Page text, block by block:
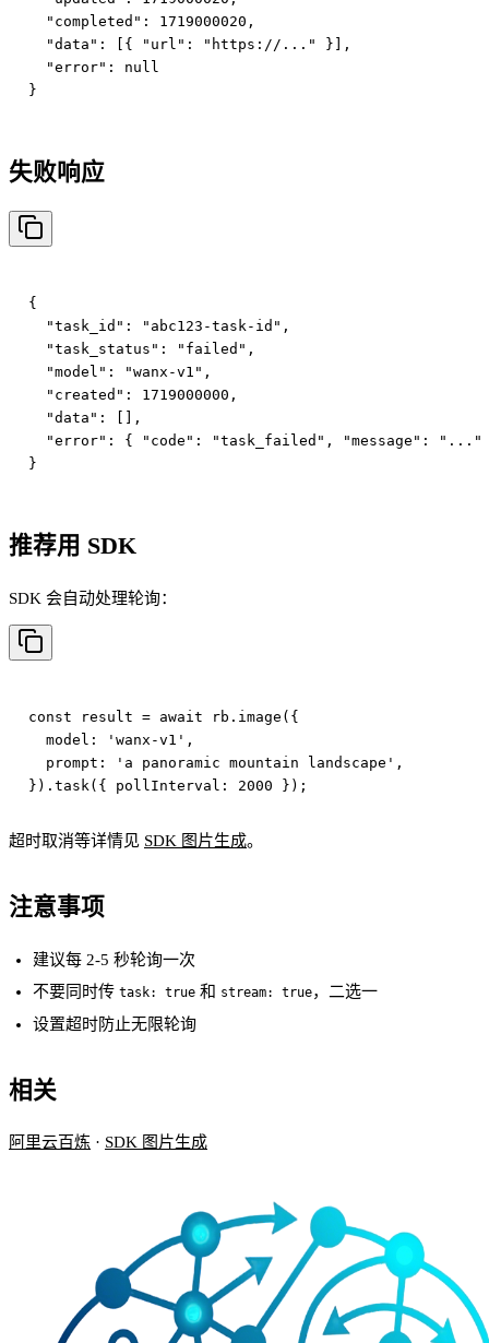
  "completed": 1719000020,
  "data": [{ "url": "https://..." }],
  "error": null
失败响应
{
  "task_id": "abc123-task-id",
  "task_status": "failed",
  "model": "wanx-v1",
  "created": 1719000000,
  "data": [],
"error": { "code": "task_failed", "message": "..."
推荐用 SDK
SDK 会自动处理轮询：
const result = await rb.image({
  model: 'wanx-v1',
  prompt: 'a panoramic mountain landscape',
超时取消等详情见 SDK 图片生成。
注意事项
建议每 2-5 秒轮询一次
不要同时传 task: true和 stream: true，二选一
设置超时防止无限轮询
相关
阿里云百炼 · SDK 图片生成